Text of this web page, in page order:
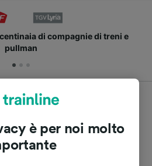
di compagnie di treni e
pullman
per viaggiare da Parigi a
pullman, è sufficiente avviare
i tempi e i costi del
è per noi molto